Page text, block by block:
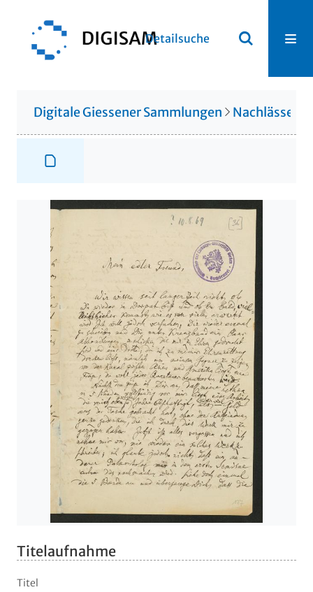
Detailsuche
Digitale Giessener Sammlungen Nachlässe
Titelaufnahme
Titel